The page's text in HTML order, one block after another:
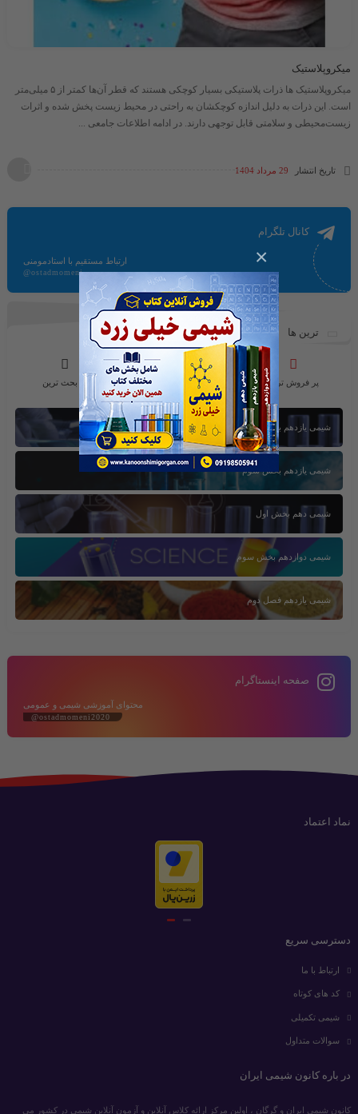
×
میکروپلاستیک
میکروپلاستیک‌ ها ذرات پلاستیکی بسیار کوچکی هستند که قطر آن‌ها کمتر از ۵ میلی‌متر
است. این ذرات به دلیل اندازه کوچکشان به راحتی در محیط زیست پخش شده و اثرات
زیست‌محیطی و سلامتی قابل توجهی دارند. در ادامه اطلاعات جامعی ...
تاریخ انتشار 29 مرداد 1404
کانال تلگرام
ارتباط مستقیم با استادمومنی
@ostadmomeni
ترین ها
پر فروش ترین محبوب ترین ها پر بحث ترین
شیمی یازدهم بخش اول
شیمی یازدهم بخش سوم
شیمی دهم بخش اول
شیمی دوازدهم بخش سوم
شیمی یازدهم فصل دوم
صفحه اینستاگرام
محتوای آموزشی شیمی و عمومی
@ostadmomeni2020
نماد اعتماد
دسترسی سریع
ارتباط با ما
کد های کوتاه
شیمی تکمیلی
سوالات متداول
در باره کانون شیمی ایران
کانون شیمی ایران و گرگان ، اولین مرکز ارائه کلاس آنلاین و آزمون آنلاین شیمی در کشور می